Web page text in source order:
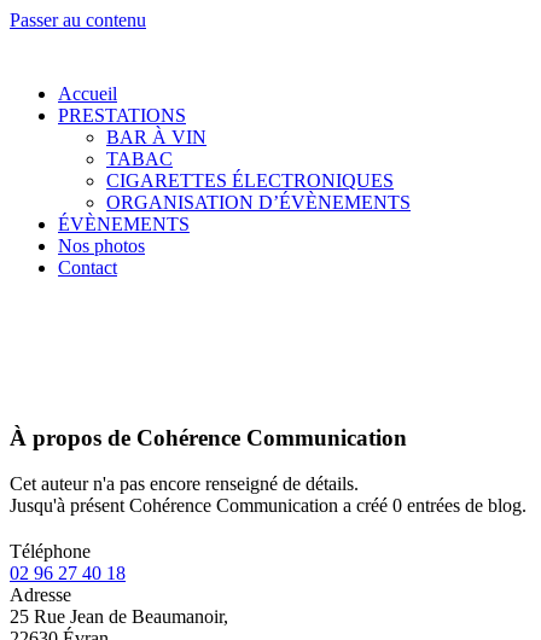
Passer au contenu
Accueil
PRESTATIONS
BAR À VIN
TABAC
CIGARETTES ÉLECTRONIQUES
ORGANISATION D’ÉVÈNEMENTS
ÉVÈNEMENTS
Nos photos
Contact
À propos de Cohérence Communication
Cet auteur n'a pas encore renseigné de détails.
Jusqu'à présent Cohérence Communication a créé 0 entrées de blog.
Téléphone
02 96 27 40 18
Adresse
25 Rue Jean de Beaumanoir,